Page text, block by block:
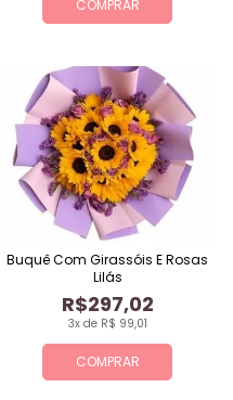
COMPRAR
COMPRAR
3x de R$ 99,01
R$297,02
Buquê Com Girassóis E Rosas
Lilás